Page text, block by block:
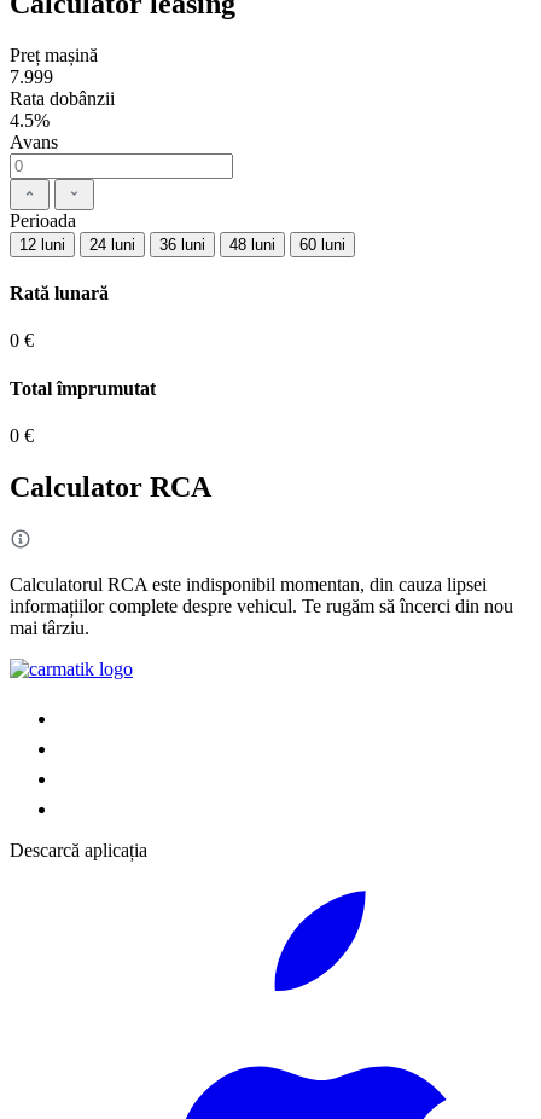
Preț mașină
7.999
Rata dobânzii
4.5%
Avans
Perioada
12 luni 24 luni 36 luni 48 luni 60 luni
Rată lunară
0 €
Total împrumutat
0 €
Calculator RCA
Calculatorul RCA este indisponibil momentan, din cauza lipsei
informațiilor complete despre vehicul. Te rugăm să încerci din nou
mai târziu.
Descarcă aplicația